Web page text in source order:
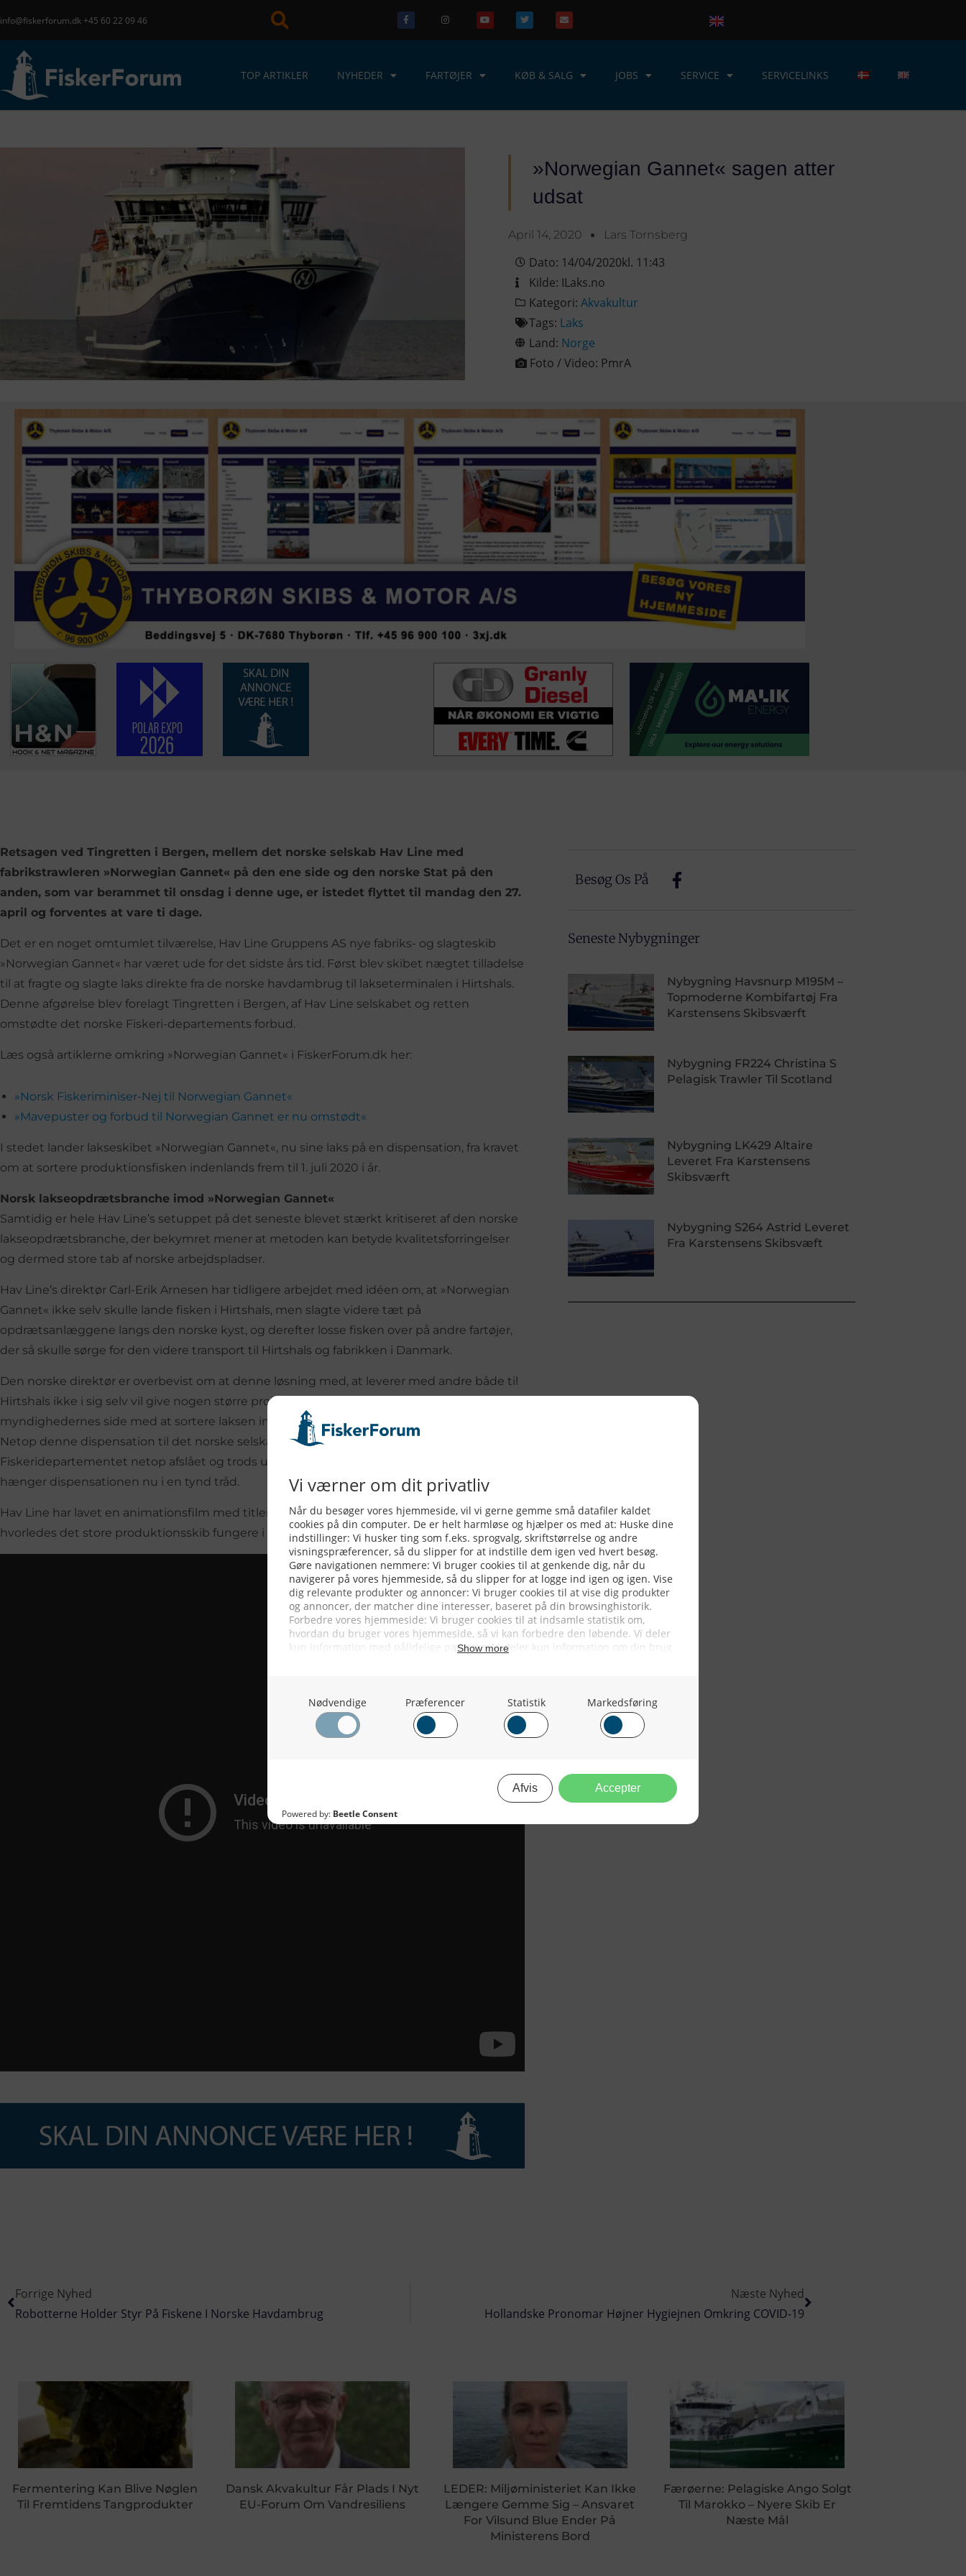
info@fiskerforum.dk +45 60 22 09 46
TOP ARTIKLER NYHEDER FARTØJER KØB & SALG JOBS SERVICE SERVICELINKS
»Norwegian Gannet« sagen atter
udsat
April 14, 2020 Lars Tornsberg
Dato: 14/04/2020kl. 11:43
Kilde: ILaks.no
Kategori: Akvakultur
Tags: Laks
Land: Norge
Foto / Video: PmrA
Retsagen ved Tingretten i Bergen, mellem det norske selskab Hav Line med
fabrikstrawleren »Norwegian Gannet« på den ene side og den norske Stat på den
anden, som var berammet til onsdag i denne uge, er istedet flyttet til mandag den 27.
april og forventes at vare ti dage.
Det er en noget omtumlet tilværelse, Hav Line Gruppens AS nye fabriks- og slagteskib
»Norwegian Gannet« har været ude for det sidste års tid. Først blev skibet nægtet tilladelse
til at fragte og slagte laks direkte fra de norske havdambrug til lakseterminalen i Hirtshals.
Denne afgørelse blev forelagt Tingretten i Bergen, af Hav Line selskabet og retten
omstødte det norske Fiskeri-departements forbud.
Læs også artiklerne omkring »Norwegian Gannet« i FiskerForum.dk her:
»Norsk Fiskeriminiser-Nej til Norwegian Gannet«
»Mavepuster og forbud til Norwegian Gannet er nu omstødt«
I stedet lander lakseskibet »Norwegian Gannet«, nu sine laks på en dispensation, fra kravet
om at sortere produktionsfisken indenlands frem til 1. juli 2020 i år.
Norsk lakseopdrætsbranche imod »Norwegian Gannet«
Samtidig er hele Hav Line’s setuppet på det seneste blevet stærkt kritiseret af den norske
lakseopdrætsbranche, der bekymret mener at metoden kan betyde kvalitetsforringelser
og dermed store tab af norske arbejdspladser.
Hav Line’s direktør Carl-Erik Arnesen har tidligere arbejdet med idéen om, at »Norwegian
Gannet« ikke selv skulle lande fisken i Hirtshals, men slagte videre tæt på
opdrætsanlæggene langs den norske kyst, og derefter losse fisken over på andre fartøjer,
der så skulle sørge for den videre transport til Hirtshals og fabrikken i Danmark.
Den norske direktør er overbevist om at denne løsning med, at leverer med andre både til
Hirtshals ikke i sig selv vil give nogen større problemer, men istedet ser han kravet fra
myndighedernes side med at sortere laksen indenlands, som den største udfordring.
Netop denne dispensation til det norske selskab »Hav Line«, har det norske Nærings- og
Fiskeridepartementet netop afslået og trods udskydelsen af retsagen omkring dette, så
hænger dispensationen nu i en tynd tråd.
Hav Line har lavet en animationsfilm med titlen »Hav Line-metoden«, der forklarer
hvorledes det store produktionsskib fungere i praksis.
Besøg Os På
Seneste Nybygninger
Nybygning Havsnurp M195M –
Topmoderne Kombifartøj Fra
Karstensens Skibsværft
Nybygning FR224 Christina S
Pelagisk Trawler Til Scotland
Nybygning LK429 Altaire
Leveret Fra Karstensens
Skibsværft
Nybygning S264 Astrid Leveret
Fra Karstensens Skibsvæft
Forrige Nyhed
Robotterne Holder Styr På Fiskene I Norske Havdambrug
Næste Nyhed
Hollandske Pronomar Højner Hygiejnen Omkring COVID-19
Fermentering Kan Blive Nøglen
Til Fremtidens Tangprodukter
Dansk Akvakultur Får Plads I Nyt
EU-Forum Om Vandresiliens
LEDER: Miljøministeriet Kan Ikke
Længere Gemme Sig – Ansvaret
For Vilsund Blue Ender På
Ministerens Bord
Færøerne: Pelagiske Ango Solgt
Til Marokko – Nyere Skib Er
Næste Mål